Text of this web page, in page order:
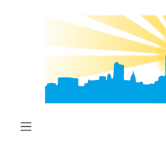
Zum Hauptinhalt springen